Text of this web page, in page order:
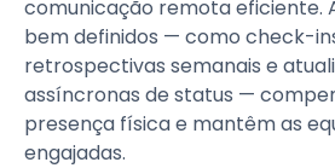
comunicação remota eficiente.
bem definidos — como check-
retrospectivas semanais e
assíncronas de status —
presença física e mantêm as
engajadas.